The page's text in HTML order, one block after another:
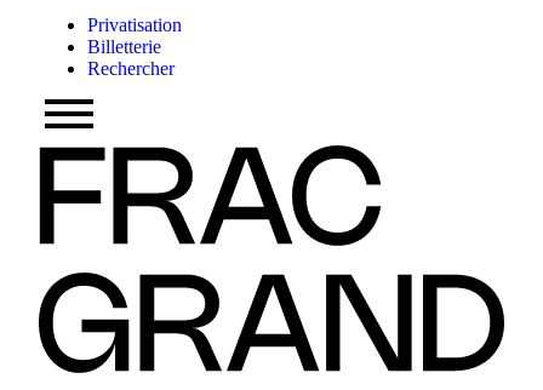
Privatisation
Billetterie
Rechercher